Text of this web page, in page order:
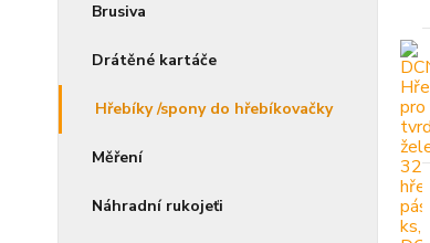
Brusiva
Drátěné kartáče
Hřebíky /spony do hřebíkovačky
Měření
Náhradní rukojeťi